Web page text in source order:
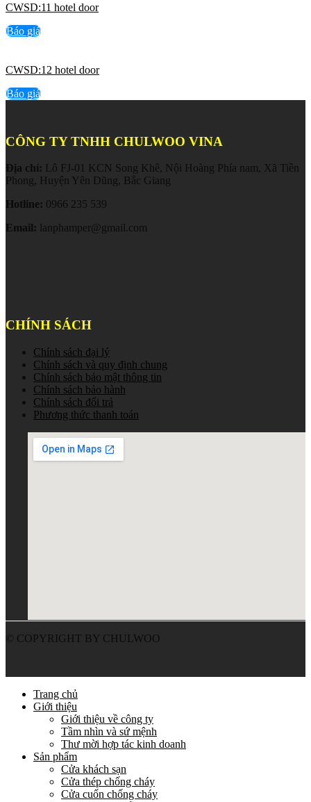
CWSD:11 hotel door
Báo giá
CWSD:12 hotel door
Báo giá
CÔNG TY TNHH CHULWOO VINA
Địa chỉ: Lô FJ-01 KCN Song Khê, Nội Hoàng Phía nam, Xã Tiền
Phong, Huyện Yên Dũng, Bắc Giang
Hotline: 0966 235 539
Email: lanphamper@gmail.com
CHÍNH SÁCH
Chính sách đại lý
Chính sách và quy định chung
Chính sách bảo mật thông tin
Chính sách bảo hành
Chính sách đổi trả
Phương thức thanh toán
© COPYRIGHT BY CHULWOO
Trang chủ
Giới thiệu
Giới thiệu về công ty
Tầm nhìn và sứ mệnh
Thư mời hợp tác kinh doanh
Sản phẩm
Cửa khách sạn
Cửa thép chống cháy
Cửa cuốn chống cháy